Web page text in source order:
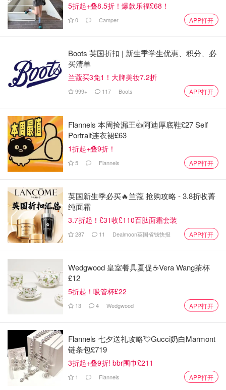
这个链接是我当时买的，亚马逊上有不一样的款式，不一样
的价格，可以挑你自己喜欢的。
这个挺网红的，那时候我买那个是所有东西都是分开的，全
都是自己动手，需要打印照片，裁剪，自己粘，自己折，建
议大家可以买个半成品，对于我这个手残党来说得重复又重
复看视频。花一两天时间能完成。我另一半反应是挺惊喜的
优点：省钱，惊喜，工具齐全
缺点：麻烦
推荐指数四颗星
https://www.amazon.com/s?k=Explosion+Gift+Box
5折起+叠8.5折！爆款乐福£68！
0 Camper APP打开
Boots 英国折扣 | 新生季学生优惠、积分、必
买清单
兰蔻买3免1！大牌美妆7.2折
999+ 117 Boots APP打开
Flannels 本周捡漏王👍阿迪厚底鞋£27 Self
Portrait连衣裙£63
1折起+叠9折！
5 Flannels APP打开
英国新生季必买🔥兰蔻 抢购攻略 - 3.8折收菁
纯面霜
3.7折起！£31收£110百肽面霜套装
287 11 Dealmoon英国省钱快报 APP打开
Wedgwood 皇室餐具夏促☕️Vera Wang茶杯
£12
5折起！吸管杯£22
13 4 Wedgwood APP打开
Flannels 七夕送礼攻略💘Gucci奶白Marmont
链条包£719
3折起+叠9折! bbr围巾£211
1 Flannels APP打开